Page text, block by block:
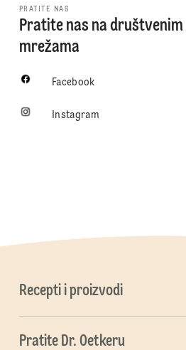
PRATITE NAS
Pratite nas na društvenim
mrežama
Facebook
Instagram
Recepti i proizvodi
Pratite Dr. Oetkeru